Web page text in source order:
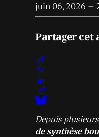
juin 06, 2026 –
Partager cet
Depuis plusieurs
de synthèse